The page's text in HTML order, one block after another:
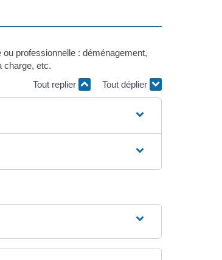
professionnelle : déménagement,
charge, etc.
Tout replier
Tout déplier